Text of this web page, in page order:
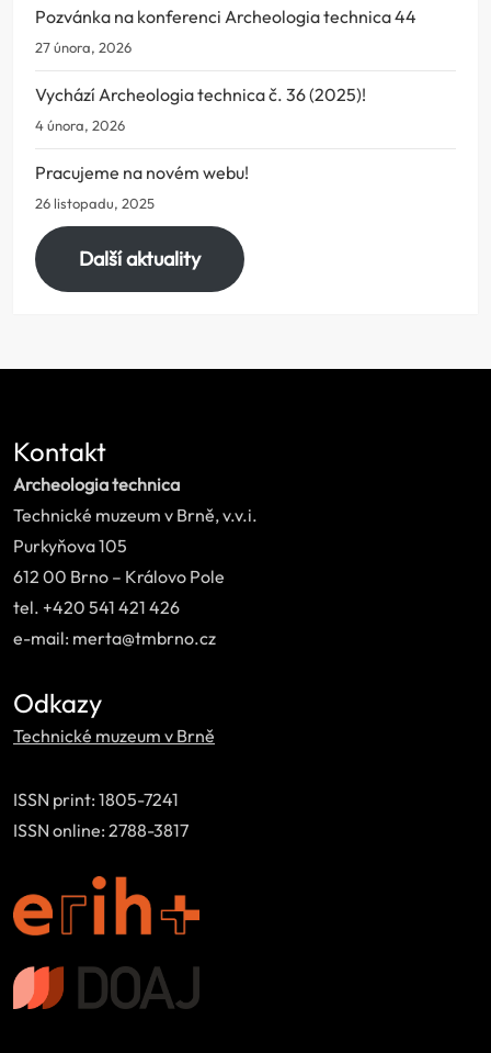
Pozvánka na konferenci Archeologia technica 44
27 února, 2026
Vychází Archeologia technica č. 36 (2025)!
4 února, 2026
Pracujeme na novém webu!
26 listopadu, 2025
Další aktuality
Kontakt
Archeologia technica
Technické muzeum v Brně, v.v.i.
Purkyňova 105
612 00 Brno – Královo Pole
tel. +420 541 421 426
e-mail: merta@tmbrno.cz
Odkazy
Technické muzeum v Brně
ISSN print: 1805-7241
ISSN online: 2788-3817